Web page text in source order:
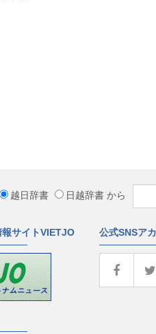
越日辞書 日越辞書 から
サイトVIETJO 公式SNSア